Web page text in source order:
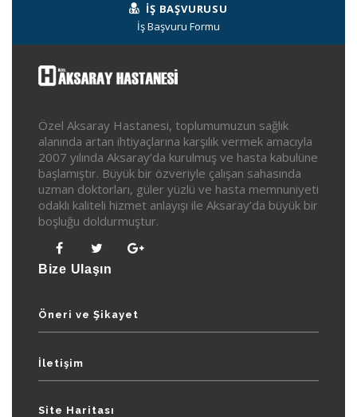
İŞ BAŞVURUSU
İş Başvuru Formu
Özel Aksaray Hastanesi, toplumumuzun sağlık
alanında artan ihtiyaçlarına karşılık vermek amacıyla
2007 yılında Aksaray’da kurulmuş ve hasta kabulüne
başlamıştır. Büyük bir özveriyle çalışan sahasında
uzman doktorları, güler yüzlü ve hasta memnuniyeti
odaklı kaliteli hizmet anlayışı ile Aksaray’da büyük bir
boşluğu doldurmuştur.
Bize Ulaşın
Öneri ve Şikayet
İletişim
Site Haritası